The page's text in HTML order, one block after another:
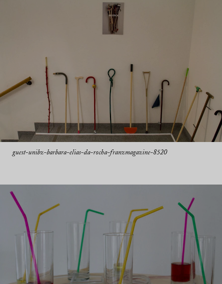
guest-unibz-barbara-elias-da-rocha-franzmagazine-8520